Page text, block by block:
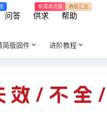
问答 供求
有需求点我
帮助
教程汇总
简版固件 进阶教程